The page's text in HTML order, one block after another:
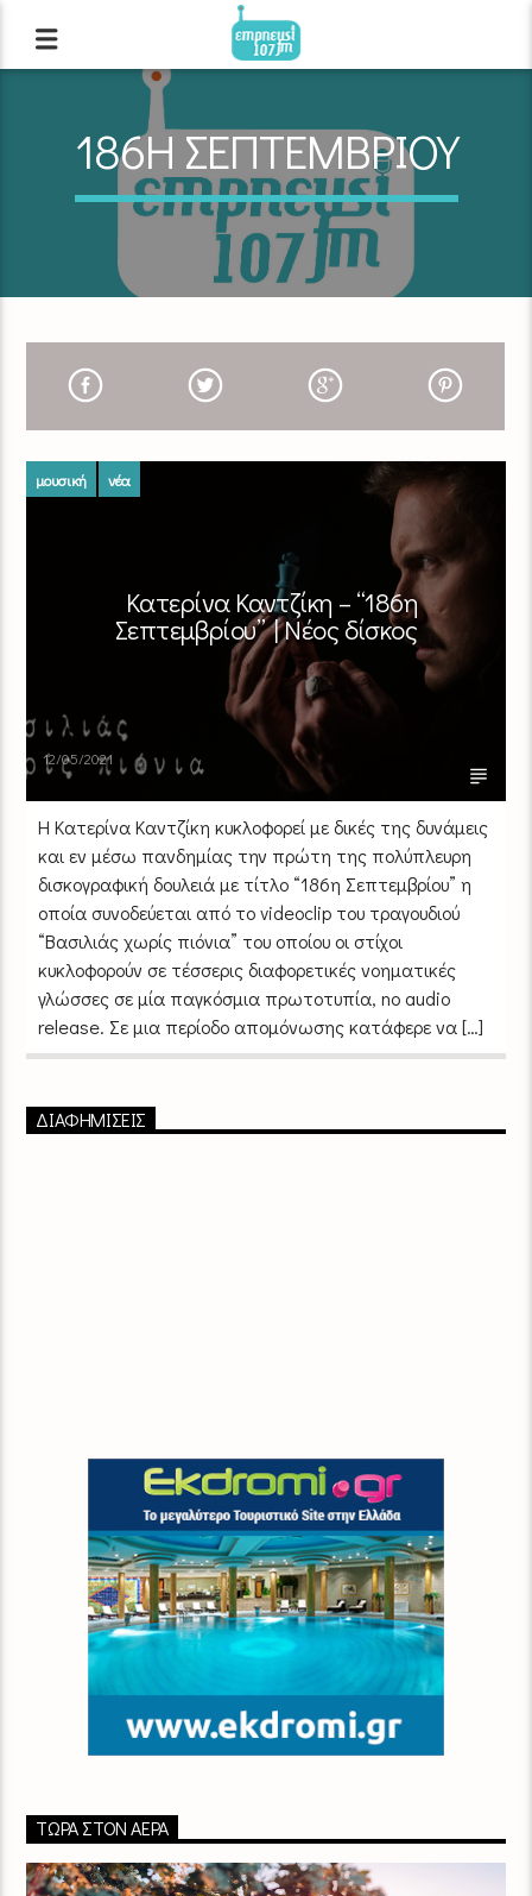
186Η ΣΕΠΤΕΜΒΡΙΟΥ
μουσική νέα
Κατερίνα Καντζίκη – “186η
Σεπτεμβρίου” | Νέος δίσκος
12/05/2021
H Κατερίνα Καντζίκη κυκλοφορεί με δικές της δυνάμεις
και εν μέσω πανδημίας την πρώτη της πολύπλευρη
δισκογραφική δουλειά με τίτλο “186η Σεπτεμβρίου” η
οποία συνοδεύεται από το videoclip του τραγουδιού
“Βασιλιάς χωρίς πιόνια” του οποίου οι στίχοι
κυκλοφορούν σε τέσσερις διαφορετικές νοηματικές
γλώσσες σε μία παγκόσμια πρωτοτυπία, no audio
release. Σε μια περίοδο απομόνωσης κατάφερε να […]
ΔΙΑΦΗΜΙΣΕΙΣ
ΤΏΡΑ ΣΤΟΝ ΑΈΡΑ